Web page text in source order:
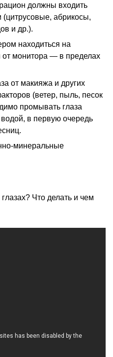
должны входить
абрикосы,
и др.).
находиться на
от монитора — в пределах
от макияжа и других
(ветер, пыль, песок
промывать глаза
в первую очередь
минеральные
Что делать и чем